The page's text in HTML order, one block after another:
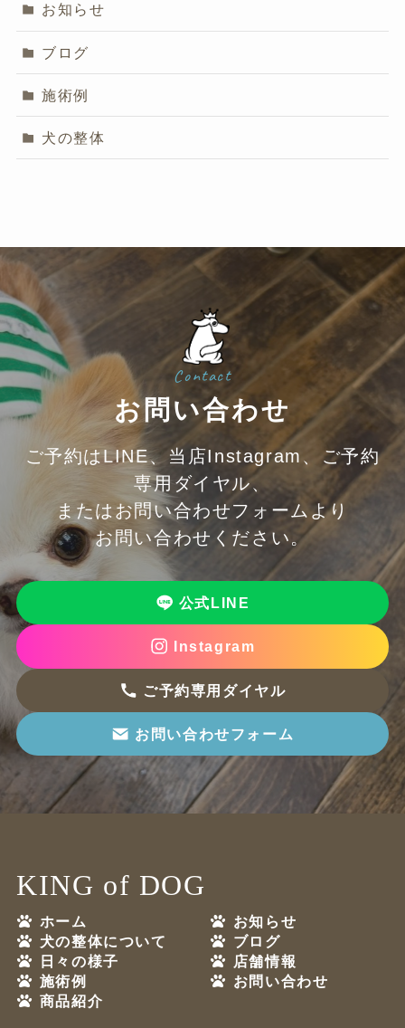
お知らせ
ブログ
施術例
犬の整体
Contact
お問い合わせ
ご予約はLINE、当店Instagram、ご予約
専用ダイヤル、
またはお問い合わせフォームより
お問い合わせください。
公式LINE
Instagram
ご予約専用ダイヤル
お問い合わせフォーム
KING of DOG
ホーム
犬の整体について
日々の様子
施術例
商品紹介
お知らせ
ブログ
店舗情報
お問い合わせ